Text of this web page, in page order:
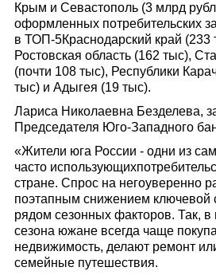
Крым и Севастополь (3 млрд
оформленных потребительских
в ТОП-5Краснодарский край (233
Ростовская область (162 тыс),
(почти 108 тыс), Республики
тыс) и Адыгея (19 тыс).
Лариса Николаевна Безделева,
Председателя Юго-Западного
«Жители юга России - одни из
часто
стране. Спрос на негоуверенно
поэтапным снижением ключевой
рядом сезонных факторов. Так, в
сезона южане всегда чаще
недвижимость, делают ремонт
семейные путешествия.